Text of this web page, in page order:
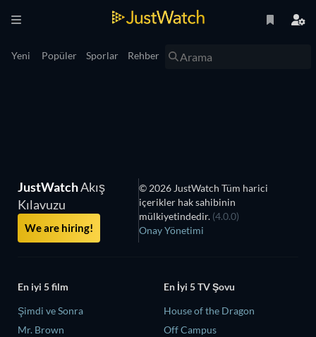
Yeni Popüler Sporlar Rehber
JustWatchAkış
Kılavuzu
We are hiring!
© 2026 JustWatch Tüm harici
içerikler hak sahibinin
mülkiyetindedir. (4.0.0)
Onay Yönetimi
En iyi 5 film
Şimdi ve Sonra
Mr. Brown
En İyi 5 TV Şovu
House of the Dragon
Off Campus